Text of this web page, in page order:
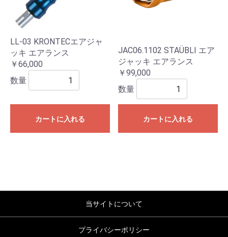
LL-03 KRONTECエアジャ
ッキ エアランス
￥66,000
数量
カートに入れる
JAC06.1102 STAÜBLI エア
ジャッキ エアランス
￥99,000
数量
カートに入れる
当サイトについて
プライバシーポリシー